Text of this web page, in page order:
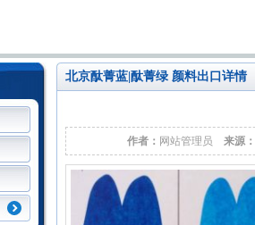
北京酞菁蓝|酞菁绿 颜料出口详情
作者： 网站管理员 来源：